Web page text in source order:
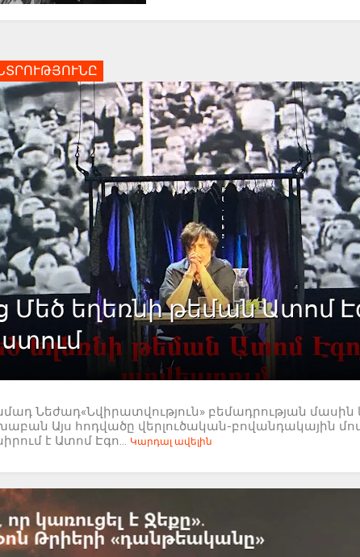
Մեծ եղեռնի թեման Ատոմ
Նեժադ«Նվիրատվություն» բեմադրության մասին
Այս հոդվածը վերլուծական-բովանդակային
է Ատոմ Էգո... Կարդալ ավելին